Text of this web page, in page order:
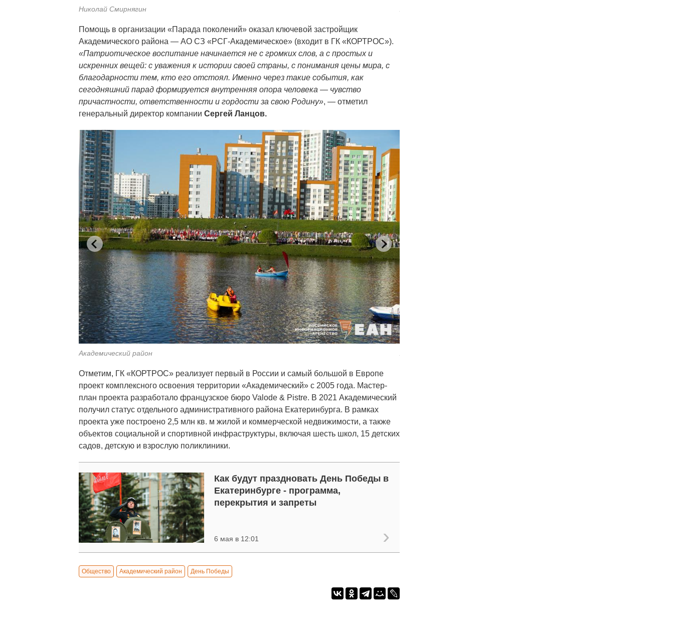
Николай Смирнягин
Помощь в организации «Парада поколений» оказал ключевой застройщик
Академического района — АО СЗ «РСГ-Академическое» (входит в ГК «КОРТРОС»).
«Патриотическое воспитание начинается не с громких слов, а с простых и
искренних вещей: с уважения к истории своей страны, с понимания цены мира, с
благодарности тем, кто его отстоял. Именно через такие события, как
сегодняшний парад формируется внутренняя опора человека — чувство
причастности, ответственности и гордости за свою Родину», — отметил
генеральный директор компании Сергей Ланцов.
Академический район
Отметим, ГК «КОРТРОС» реализует первый в России и самый большой в Европе
проект комплексного освоения территории «Академический» с 2005 года. Мастер-
план проекта разработало французское бюро Valode & Pistre. В 2021 Академический
получил статус отдельного административного района Екатеринбурга. В рамках
проекта уже построено 2,5 млн кв. м жилой и коммерческой недвижимости, а также
объектов социальной и спортивной инфраструктуры, включая шесть школ, 15 детских
садов, детскую и взрослую поликлиники.
Как будут праздновать День Победы в
Екатеринбурге - программа,
перекрытия и запреты
6 мая в 12:01
Общество Академический район День Победы